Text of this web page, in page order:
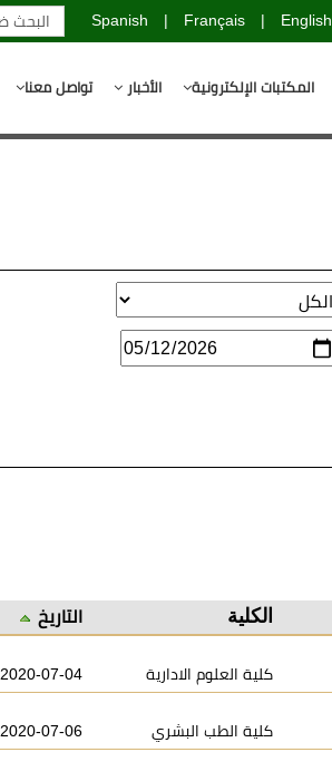
English
|
Français
|
Spanish
المكتبات الإلكترونية الأخبار تواصل معنا
الكلية التاريخ
كلية العلوم الادارية 2020-07-04
كلية الطب البشري 2020-07-06